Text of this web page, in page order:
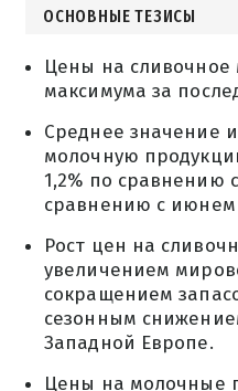
ОСНОВНЫЕ ТЕЗИСЫ
Цены на сливочное
максимума за
Среднее значение
молочную
1,2% по сравнению
сравнению с июнем
Рост цен на
увеличением
сокращением
сезонным
Западной Европе.
Цены на молочные